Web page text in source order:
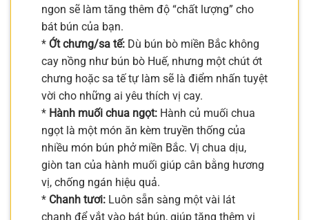
ngon sẽ làm tăng thêm độ “chất lượng” cho
bát bún của bạn.
* Ớt chưng/sa tế: Dù bún bò miền Bắc không
cay nồng như bún bò Huế, nhưng một chút ớt
chưng hoặc sa tế tự làm sẽ là điểm nhấn tuyệt
vời cho những ai yêu thích vị cay.
* Hành muối chua ngọt: Hành củ muối chua
ngọt là một món ăn kèm truyền thống của
nhiều món bún phở miền Bắc. Vị chua dịu,
giòn tan của hành muối giúp cân bằng hương
vị, chống ngán hiệu quả.
* Chanh tươi: Luôn sẵn sàng một vài lát
chanh để vắt vào bát bún, giúp tăng thêm vị